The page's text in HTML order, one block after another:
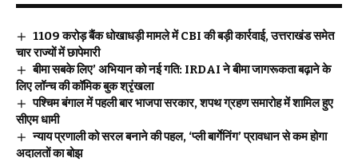
₹1109 करोड़ बैंक धोखाधड़ी मामले में CBI की बड़ी कार्रवाई, उत्तराखंड समेत
चार राज्यों में छापेमारी
बीमा सबके लिए’ अभियान को नई गति: IRDAI ने बीमा जागरूकता बढ़ाने के
लिए लॉन्च की कॉमिक बुक श्रृंखला
पश्चिम बंगाल में पहली बार भाजपा सरकार, शपथ ग्रहण समारोह में शामिल हुए
सीएम धामी
न्याय प्रणाली को सरल बनाने की पहल, ‘प्ली बार्गेनिंग’ प्रावधान से कम होगा
अदालतों का बोझ